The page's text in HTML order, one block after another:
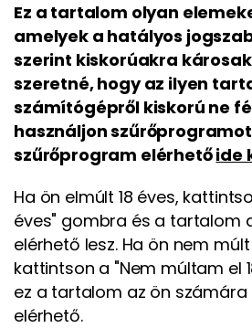
Ez a tartalom olyan
amelyek a hatályos
szerint kiskorúakra
szeretné, hogy az ilyen
számítógépről kiskorú ne
használjon
szűrőprogram elérhetőide
Ha ön elmúlt 18 éves,
éves" gombra és a tartalom
elérhető lesz. Ha ön nem múlt
kattintson a "Nem múltam el
ez a tartalom az ön számára
elérhető.